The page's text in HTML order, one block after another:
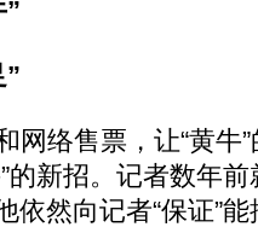
络售票，让“黄牛”
”的新招。记者数年
依然向记者“保证”